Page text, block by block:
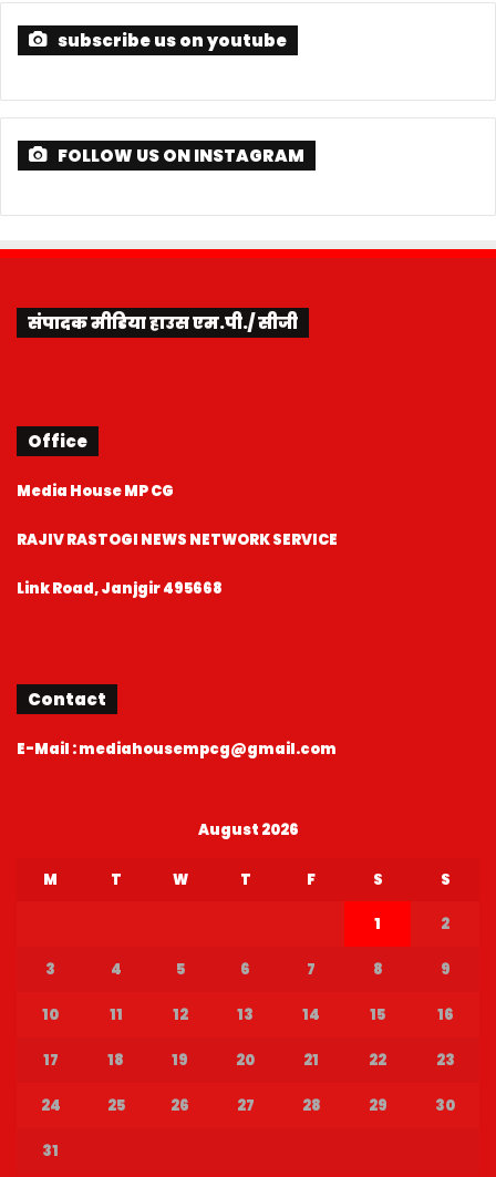
subscribe us on youtube
FOLLOW US ON INSTAGRAM
संपादक मीडिया हाउस एम.पी./ सीजी
Office
Media House MP CG
RAJIV RASTOGI NEWS NETWORK SERVICE
Link Road, Janjgir 495668
Contact
E-Mail : mediahousempcg@gmail.com
August 2026
M T W T F S S
1 2
3 4 5 6 7 8 9
10 11 12 13 14 15 16
17 18 19 20 21 22 23
24 25 26 27 28 29 30
31